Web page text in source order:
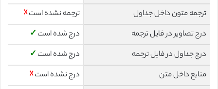
ترجمه متون داخل جداول
ترجمه نشده است☓
درج تصاویر در فایل ترجمه
درج شده است ✓
درج جداول در فایل ترجمه
درج شده است ✓
منابع داخل متن
درج نشده است☓